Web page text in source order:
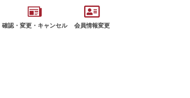
確認・変更・キャンセル 会員情報変更